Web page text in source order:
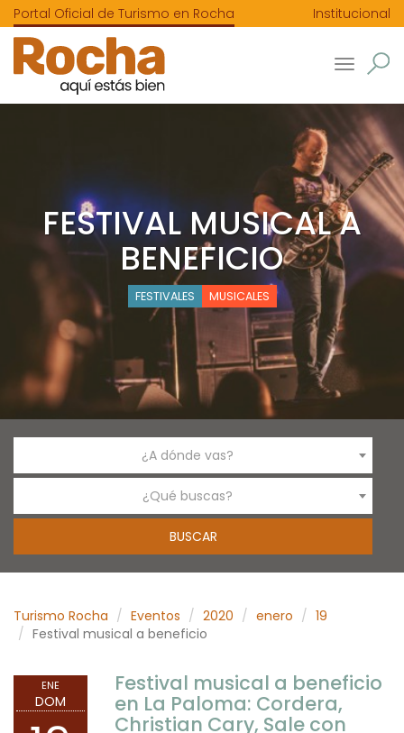
Portal Oficial de Turismo en Rocha Institucional
Toggle
FESTIVAL MUSICAL A
BENEFICIO
FESTIVALES MUSICALES
¿A dónde vas?
¿Qué buscas?
Turismo Rocha Eventos 2020 enero
19
Festival musical a beneficio
ENE
DOM
Festival musical a beneficio
en La Paloma: Cordera,
Christian Cary, Sale con